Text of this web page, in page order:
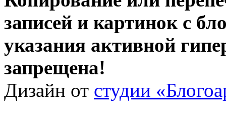
записей и картинок с
указания активной
запрещена!
Дизайн от студии